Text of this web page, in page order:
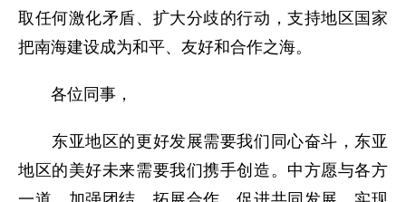
取任何激化矛盾、扩大分歧的行动，支持地区国家
把南海建设成为和平、友好和合作之海。
各位同事，
东亚地区的更好发展需要我们同心奋斗，东亚
地区的美好未来需要我们携手创造。中方愿与各方